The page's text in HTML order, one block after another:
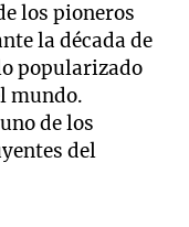
los pioneros
la década de
popularizado
mundo.
de los
del